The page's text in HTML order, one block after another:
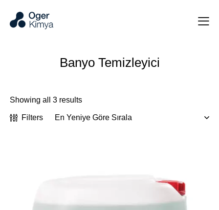
Banyo Temizleyici
Showing all 3 results
Filters